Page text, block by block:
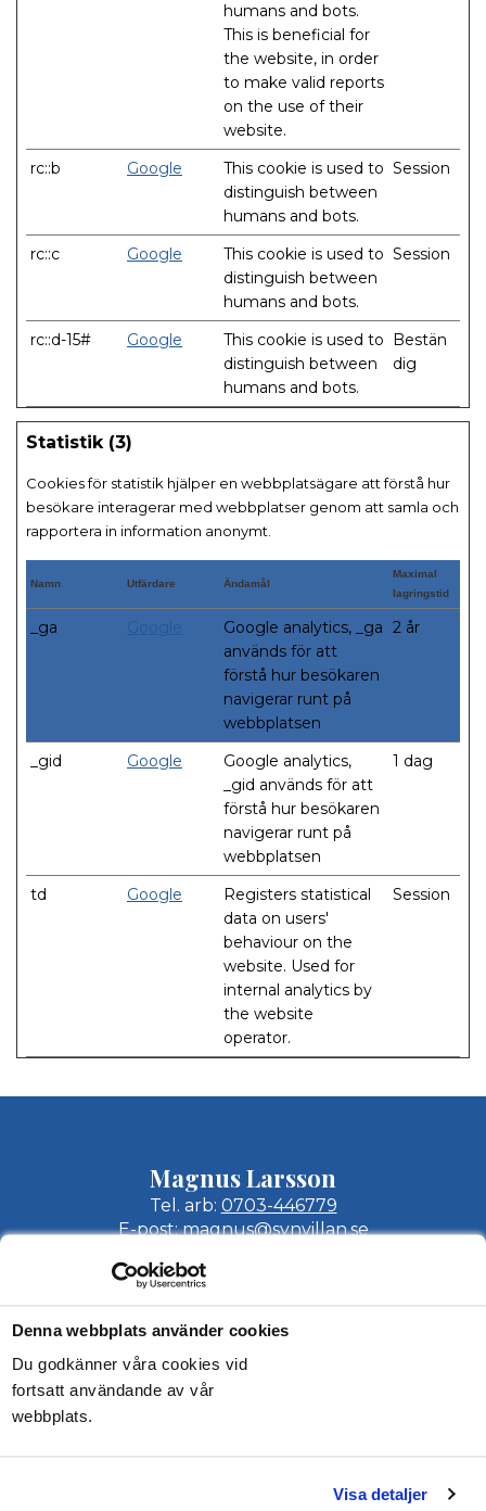
Denna webbplats använder cookies
Du godkänner våra cookies vid
fortsatt användande av vår
webbplats.
Visa detaljer
humans and bots.
This is beneficial for
the website, in order
to make valid reports
on the use of their
website.
rc::b Google
This cookie is used to
distinguish between
humans and bots.
Session
rc::c Google
This cookie is used to
distinguish between
humans and bots.
Session
rc::d-15# Google
This cookie is used to
distinguish between
humans and bots.
Bestän
dig
Statistik (3)
Cookies för statistik hjälper en webbplatsägare att förstå hur
besökare interagerar med webbplatser genom att samla och
rapportera in information anonymt.
Namn Utfärdare Ändamål
Maximal
lagringstid
_ga Google
Google analytics, _ga
används för att
förstå hur besökaren
navigerar runt på
webbplatsen
2 år
_gid Google
Google analytics,
_gid används för att
förstå hur besökaren
navigerar runt på
webbplatsen
1 dag
td Google
Registers statistical
data on users'
behaviour on the
website. Used for
internal analytics by
the website
operator.
Session
Magnus Larsson
Tel. arb: 0703-446779
E-post:magnus@synvillan.se
Mathias Sandblom
Tel. arb:0703-446778
Epost:mathias@synvillan.se
Synvillan AB
Hallavägen 8
KONTAKT & OFFERT